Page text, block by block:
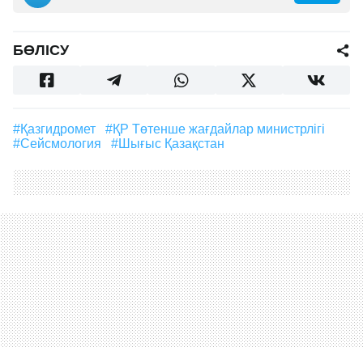
БӨЛІСУ
#Қазгидромет
#ҚР Төтенше жағдайлар министрлігі
#Сейсмология
#Шығыс Қазақстан